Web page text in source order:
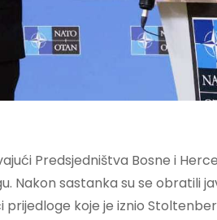
Predsjedništva Bosne i
Nakon sastanka su se obratili
koje je iznio